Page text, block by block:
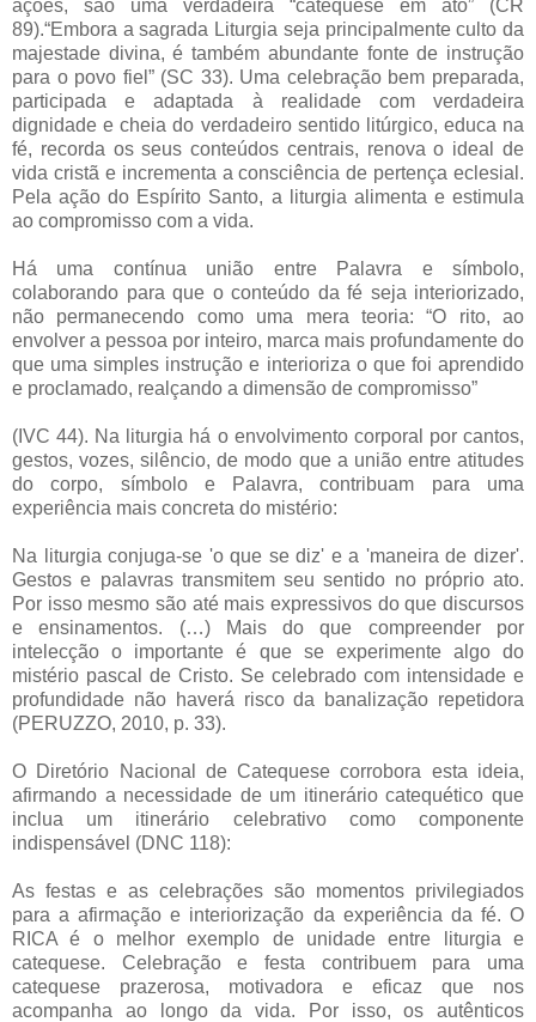
ações, são uma verdadeira “catequese em ato” (CR
89).“Embora a sagrada Liturgia seja principalmente culto da
majestade divina, é também abundante fonte de instrução
para o povo fiel” (SC 33). Uma celebração bem preparada,
participada e adaptada à realidade com verdadeira
dignidade e cheia do verdadeiro sentido litúrgico, educa na
fé, recorda os seus conteúdos centrais, renova o ideal de
vida cristã e incrementa a consciência de pertença eclesial.
Pela ação do Espírito Santo, a liturgia alimenta e estimula
ao compromisso com a vida.
Há uma contínua união entre Palavra e símbolo,
colaborando para que o conteúdo da fé seja interiorizado,
não permanecendo como uma mera teoria: “O rito, ao
envolver a pessoa por inteiro, marca mais profundamente do
que uma simples instrução e interioriza o que foi aprendido
e proclamado, realçando a dimensão de compromisso”
(IVC 44). Na liturgia há o envolvimento corporal por cantos,
gestos, vozes, silêncio, de modo que a união entre atitudes
do corpo, símbolo e Palavra, contribuam para uma
experiência mais concreta do mistério:
Na liturgia conjuga-se 'o que se diz' e a 'maneira de dizer'.
Gestos e palavras transmitem seu sentido no próprio ato.
Por isso mesmo são até mais expressivos do que discursos
e ensinamentos. (…) Mais do que compreender por
intelecção o importante é que se experimente algo do
mistério pascal de Cristo. Se celebrado com intensidade e
profundidade não haverá risco da banalização repetidora
(PERUZZO, 2010, p. 33).
O Diretório Nacional de Catequese corrobora esta ideia,
afirmando a necessidade de um itinerário catequético que
inclua um itinerário celebrativo como componente
indispensável (DNC 118):
As festas e as celebrações são momentos privilegiados
para a afirmação e interiorização da experiência da fé. O
RICA é o melhor exemplo de unidade entre liturgia e
catequese. Celebração e festa contribuem para uma
catequese prazerosa, motivadora e eficaz que nos
acompanha ao longo da vida. Por isso, os autênticos